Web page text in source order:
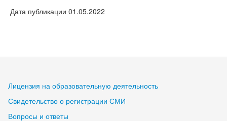
Дата публикации 01.05.2022
Лицензия на образовательную деятельность
Свидетельство о регистрации СМИ
Вопросы и ответы